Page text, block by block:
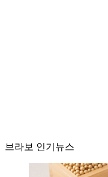
브라보 인기뉴스